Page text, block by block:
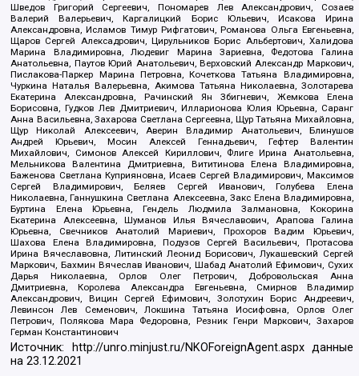
Шведов Григорий Сергеевич, Пономарев Лев Александрович, Созаев
Валерий Валерьевич, Каргалицкий Борис Юльевич, Исакова Ирина
Александровна, Исламов Тимур Рифгатович, Романова Ольга Евгеньевна,
Щаров Сергей Алексадрович, Цирульников Борис Альбертович, Халидова
Марина Владимировна, Людевиг Марина Зариевна, Федотова Галина
Анатольевна, Паутов Юрий Анатольевич, Верховский Александр Маркович,
Пислакова-Паркер Марина Петровна, Кочеткова Татьяна Владимировна,
Чуркина Наталья Валерьевна, Акимова Татьяна Николаевна, Золотарева
Екатерина Александровна, Рачинский Ян Збигневич, Жемкова Елена
Борисовна, Гудков Лев Дмитриевич, Илларионова Юлия Юрьевна, Саранг
Анна Васильевна, Захарова Светлана Сергеевна, Щур Татьяна Михайловна,
Щур Николай Алексеевич, Аверин Владимир Анатольевич, Блинушов
Андрей Юрьевич, Мосин Алексей Геннадьевич, Гефтер Валентин
Михайлович, Симонов Алексей Кириллович, Флиге Ирина Анатольевна,
Мельникова Валентина Дмитриевна, Вититинова Елена Владимировна,
Баженова Светлана Куприяновна, Исаев Сергей Владимирович, Максимов
Сергей Владимирович, Беляев Сергей Иванович, Голубева Елена
Николаевна, Ганнушкина Светлана Алексеевна, Закс Елена Владимировна,
Буртина Елена Юрьевна, Гендель Людмила Залмановна, Кокорина
Екатерина Алексеевна, Шуманов Илья Вячеславович, Арапова Галина
Юрьевна, Свечников Анатолий Мариевич, Прохоров Вадим Юрьевич,
Шахова Елена Владимировна, Подузов Сергей Васильевич, Протасова
Ирина Вячеславовна, Литинский Леонид Борисович, Лукашевский Сергей
Маркович, Бахмин Вячеслав Иванович, Шабад Анатолий Ефимович, Сухих
Дарья Николаевна, Орлов Олег Петрович, Добровольская Анна
Дмитриевна, Королева Александра Евгеньевна, Смирнов Владимир
Александрович, Вицин Сергей Ефимович, Золотухин Борис Андреевич,
Левинсон Лев Семенович, Локшина Татьяна Иосифовна, Орлов Олег
Петрович, Полякова Мара Федоровна, Резник Генри Маркович, Захаров
Герман Константинович
Источник: http://unro.minjust.ru/NKOForeignAgent.aspxданные
на23.12.2021